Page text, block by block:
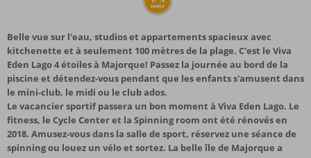
Belle vue sur l'eau, studios et appartements spacieux avec
kitchenette et à seulement 100 mètres de la plage. C'est le Viva
Eden Lago 4 étoiles à Majorque! Passez la journée au bord de la
piscine et détendez-vous pendant que les enfants s'amusent dans
le mini-club, le midi ou le club ados.
Le vacancier sportif passera un bon moment à Viva Eden Lago. Le
fitness, le Cycle Center et la Spinning room ont été rénovés en
2018. Amusez-vous dans la salle de sport, réservez une séance de
spinning ou louez un vélo et sortez. La belle île de Majorque a